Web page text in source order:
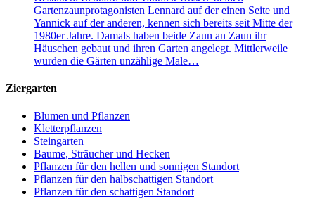
Gartenzaunprotagonisten Lennard auf der einen Seite und
Yannick auf der anderen, kennen sich bereits seit Mitte der
1980er Jahre. Damals haben beide Zaun an Zaun ihr
Häuschen gebaut und ihren Garten angelegt. Mittlerweile
wurden die Gärten unzählige Male…
Ziergarten
Blumen und Pflanzen
Kletterpflanzen
Steingarten
Baume, Sträucher und Hecken
Pflanzen für den hellen und sonnigen Standort
Pflanzen für den halbschattigen Standort
Pflanzen für den schattigen Standort